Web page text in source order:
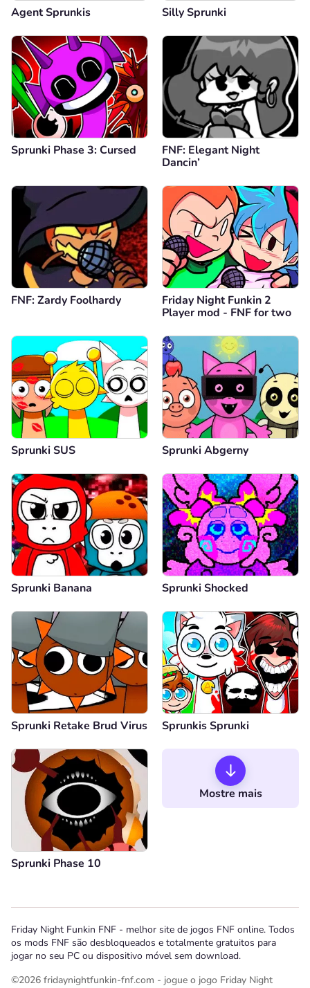
Agent Sprunkis Silly Sprunki
Sprunki Phase 3: Cursed
FNF: Elegant Night
Dancin’
FNF: Zardy Foolhardy
Friday Night Funkin 2
Player mod - FNF for two
Sprunki SUS Sprunki Abgerny
Sprunki Banana Sprunki Shocked
Sprunki Retake Brud Virus Sprunkis Sprunki
Sprunki Phase 10
Mostre mais
Friday Night Funkin FNF - melhor site de jogos FNF online. Todos
os mods FNF são desbloqueados e totalmente gratuitos para
jogar no seu PC ou dispositivo móvel sem download.
©2026 fridaynightfunkin-fnf.com - jogue o jogo Friday Night